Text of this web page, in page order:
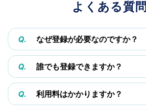
よくある質問
Q. なぜ登録が必要なのですか？
Q. 誰でも登録できますか？
Q. 利用料はかかりますか？